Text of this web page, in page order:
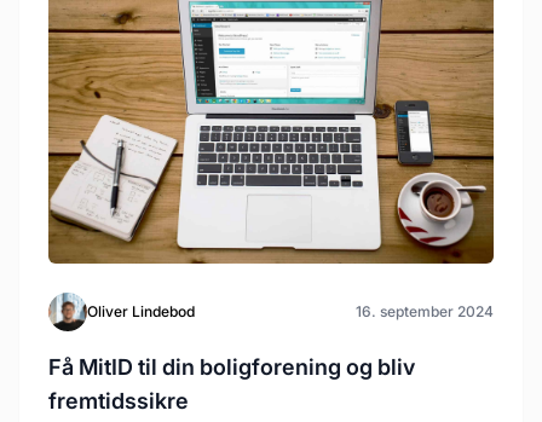
Oliver Lindebod 16. september 2024
Få MitID til din boligforening og bliv
fremtidssikre